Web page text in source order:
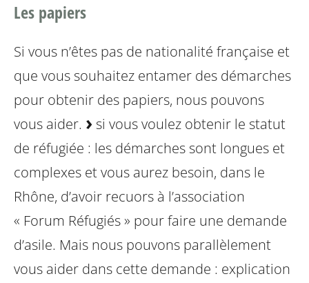
Les papiers
Si vous n’êtes pas de nationalité française et
que vous souhaitez entamer des démarches
pour obtenir des papiers, nous pouvons
vous aider.
si vous voulez obtenir le statut
de réfugiée : les démarches sont longues et
complexes et vous aurez besoin, dans le
Rhône, d’avoir recuors à l’association
« Forum Réfugiés » pour faire une demande
d’asile. Mais nous pouvons parallèlement
vous aider dans cette demande : explication